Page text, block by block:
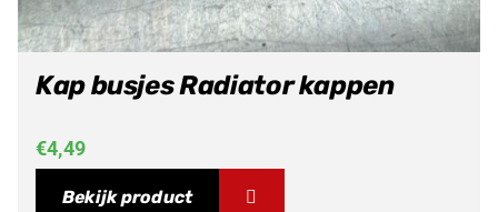
Kap busjes Radiator kappen
€4,49
Bekijk product